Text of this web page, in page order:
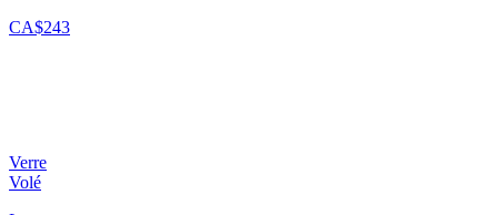
CA$243
Verre
Volé